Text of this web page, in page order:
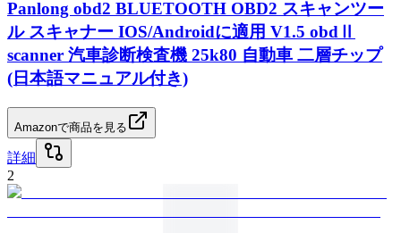
Panlong obd2 BLUETOOTH OBD2 スキャンツー
ル スキャナー IOS/Androidに適用 V1.5 obdⅡ
scanner 汽車診断検査機 25k80 自動車 二層チップ
(日本語マニュアル付き)
Amazonで商品を見る
詳細
2